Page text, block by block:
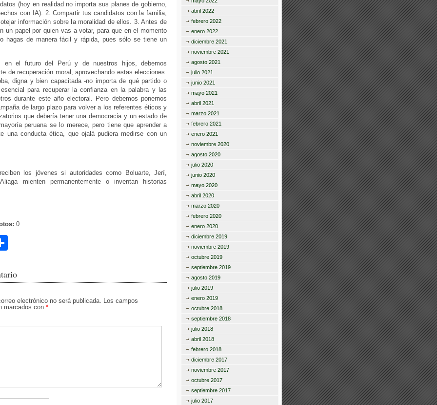
(hoy en realidad no importa sus planes de gobierno,
con IA). 2. Compartir tus candidatos con la familia,
información sobre la moralidad de ellos. 3. Antes de
un papel por quien vas a votar, para que en el momento
hagas de manera fácil y rápida, pues sólo se tiene un
en el futuro del Perú y de nuestros hijos, debemos
de recuperación moral, aprovechando estas elecciones.
digna y bien capacitada -no importa de qué partido o
para recuperar la confianza en la palabra y las
durante este año electoral. Pero debemos ponernos
de largo plazo para volver a los referentes éticos y
que debería tener una democracia y un estado de
peruana se lo merece, pero tiene que aprender a
una conducta ética, que ojalá pudiera medirse con un
los jóvenes si autoridades como Boluarte, Jerí,
mienten permanentemente o inventan historias
0
m
arelectrónico no será publicada. Los campos
marcados con *
abril 2022
febrero 2022
enero 2022
diciembre 2021
noviembre 2021
agosto 2021
julio 2021
junio 2021
mayo 2021
abril 2021
marzo 2021
febrero 2021
enero 2021
noviembre 2020
agosto 2020
julio 2020
junio 2020
mayo 2020
abril 2020
marzo 2020
febrero 2020
enero 2020
diciembre 2019
noviembre 2019
octubre 2019
septiembre 2019
agosto 2019
julio 2019
enero 2019
octubre 2018
septiembre 2018
julio 2018
abril 2018
febrero 2018
diciembre 2017
noviembre 2017
octubre 2017
septiembre 2017
julio 2017